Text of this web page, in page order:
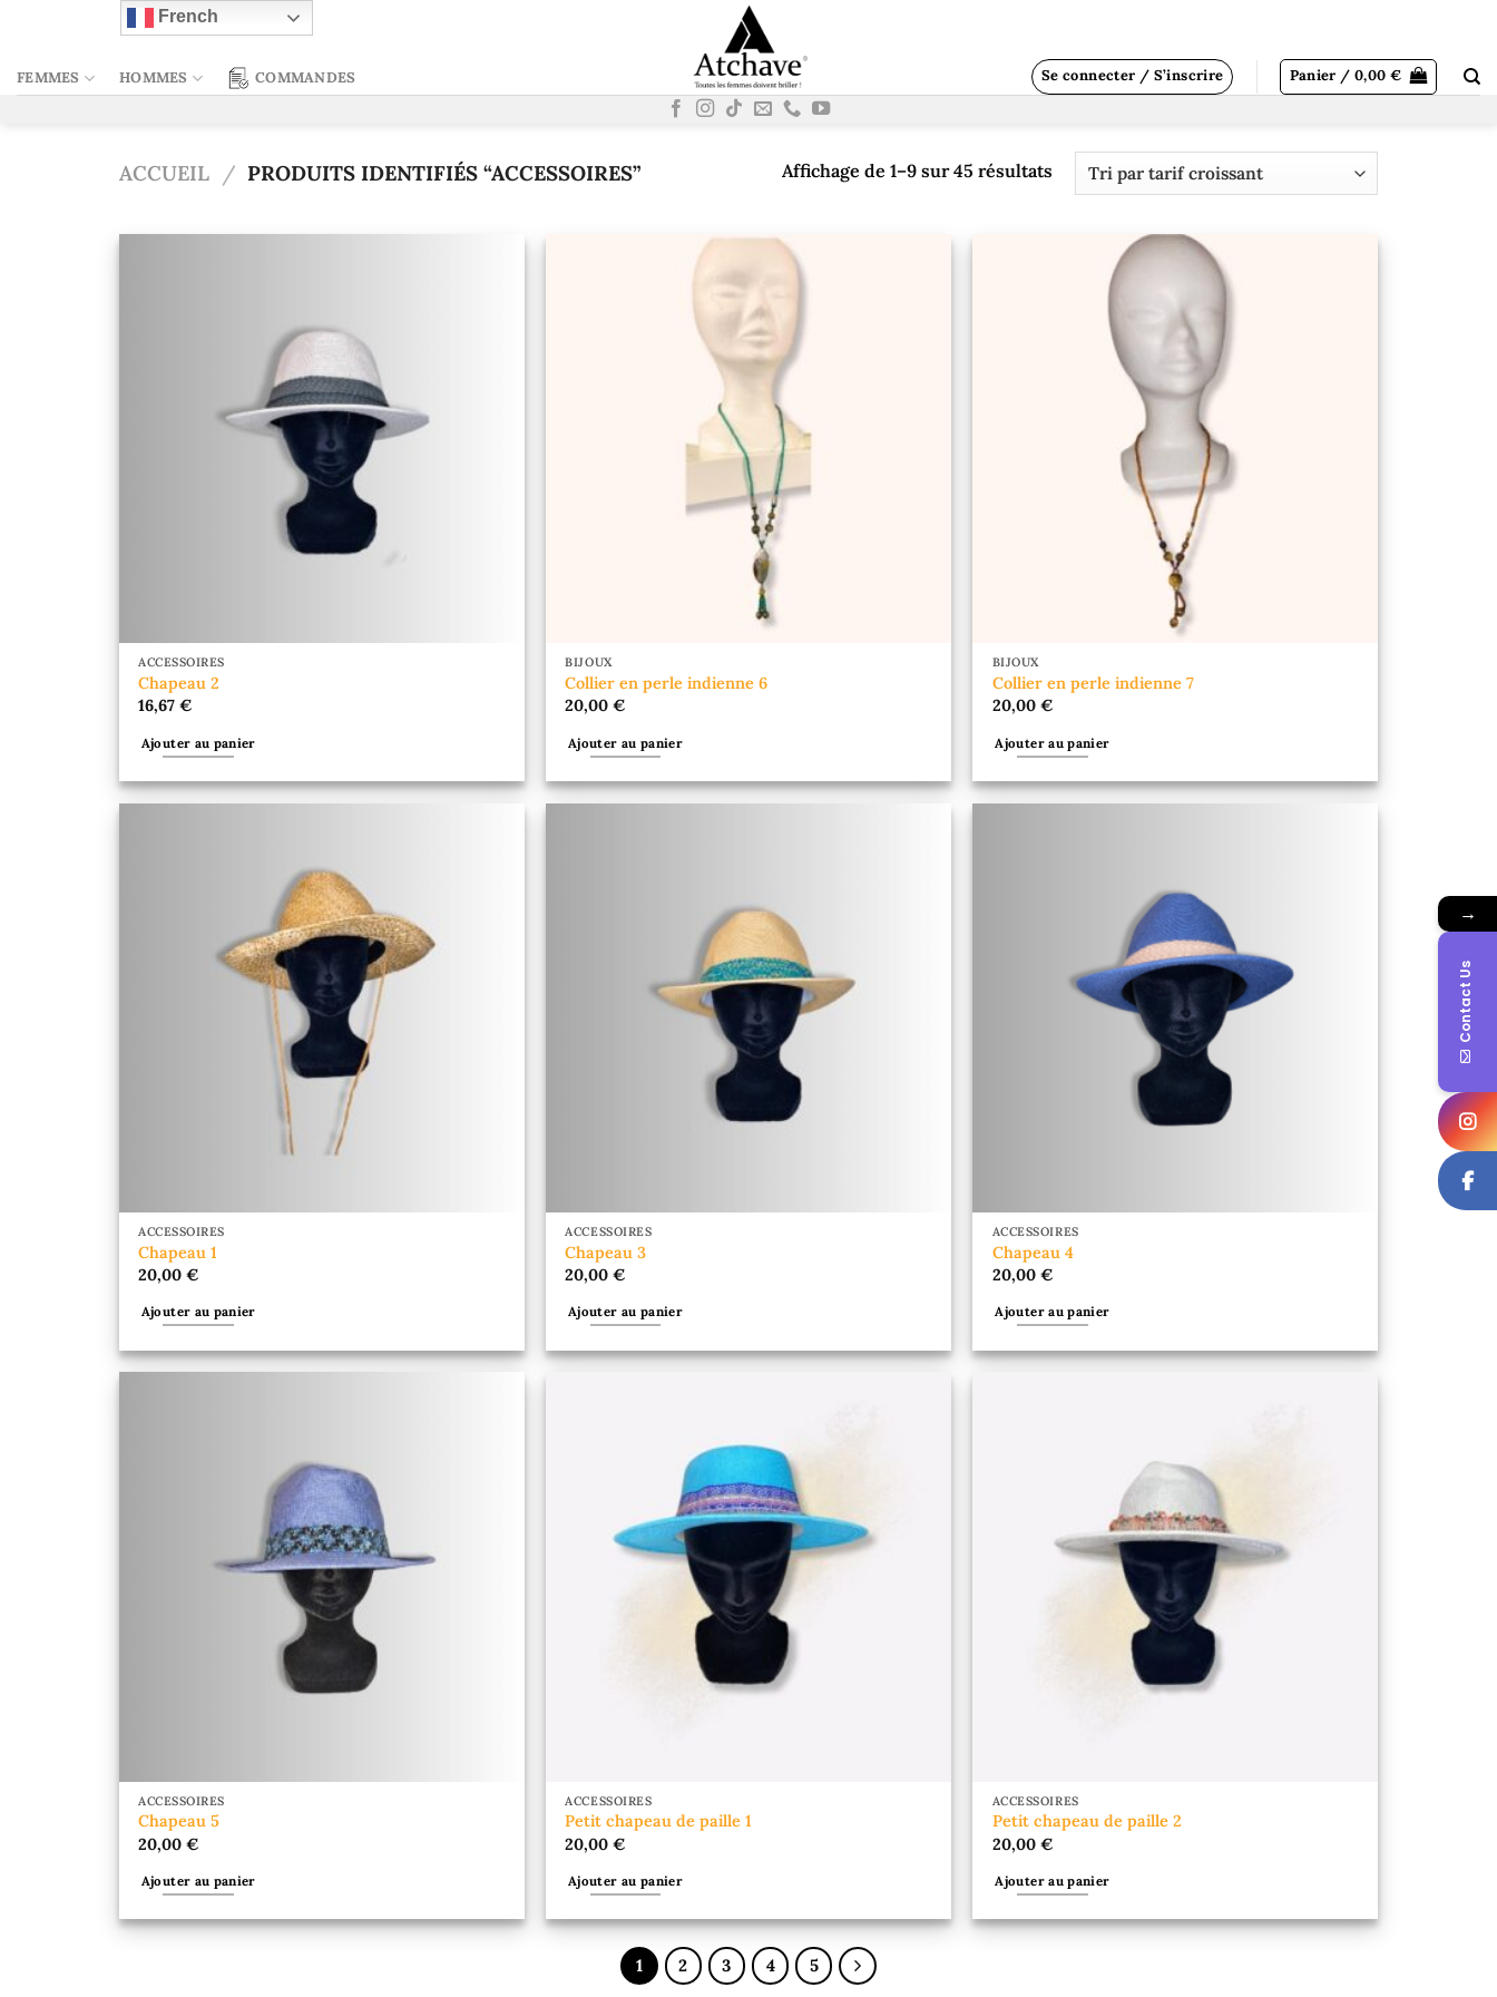
contenu
FEMMES HOMMES COMMANDES Se connecter / S’inscrire Panier /0,00 €
ACCUEIL / PRODUITS IDENTIFIÉS “ACCESSOIRES” Affichage de 1–9 sur 45 résultatsTrié
par
croissant
ACCESSOIRES
Chapeau 2
16,67€
Ajouter au panier
BIJOUX
Collier en perle indienne 6
20,00€
Ajouter au panier
BIJOUX
Collier en perle indienne 7
20,00 €
Ajouter au panier
ACCESSOIRES
Chapeau 1
20,00€
Ajouter au panier
ACCESSOIRES
Chapeau 3
20,00€
Ajouter au panier
ACCESSOIRES
Chapeau 4
20,00 €
Ajouter au panier
ACCESSOIRES
Chapeau 5
20,00€
Ajouter au panier
ACCESSOIRES
Petit chapeau de paille 1
20,00€
Ajouter au panier
ACCESSOIRES
Petit chapeau de paille 2
20,00 €
Ajouter au panier
1 2 3 4 5
French
→
Contact Us